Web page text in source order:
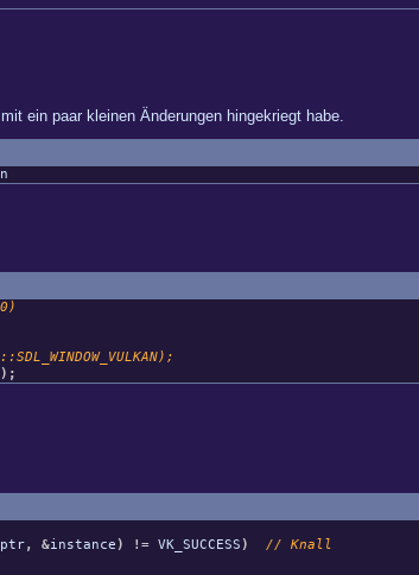
ein paar kleinen Änderungen hingekriegt habe.
) ;
, &instance ) !=VK_SUCCESS )
// Knall